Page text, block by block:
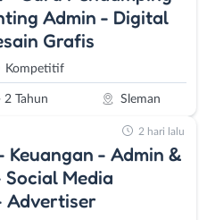
Admin - Digital
Grafis
Kompetitif
2 Tahun Sleman
Keuangan - Admin &
Media
Advertiser
2 hari lalu